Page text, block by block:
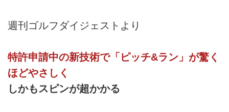
週刊ゴルフダイジェストより
特許申請中の新技術で「ピッチ&ラン」が驚く
ほどやさしく
しかもスピンが超かかる